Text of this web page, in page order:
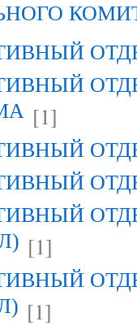
[1]
[1]
[1]